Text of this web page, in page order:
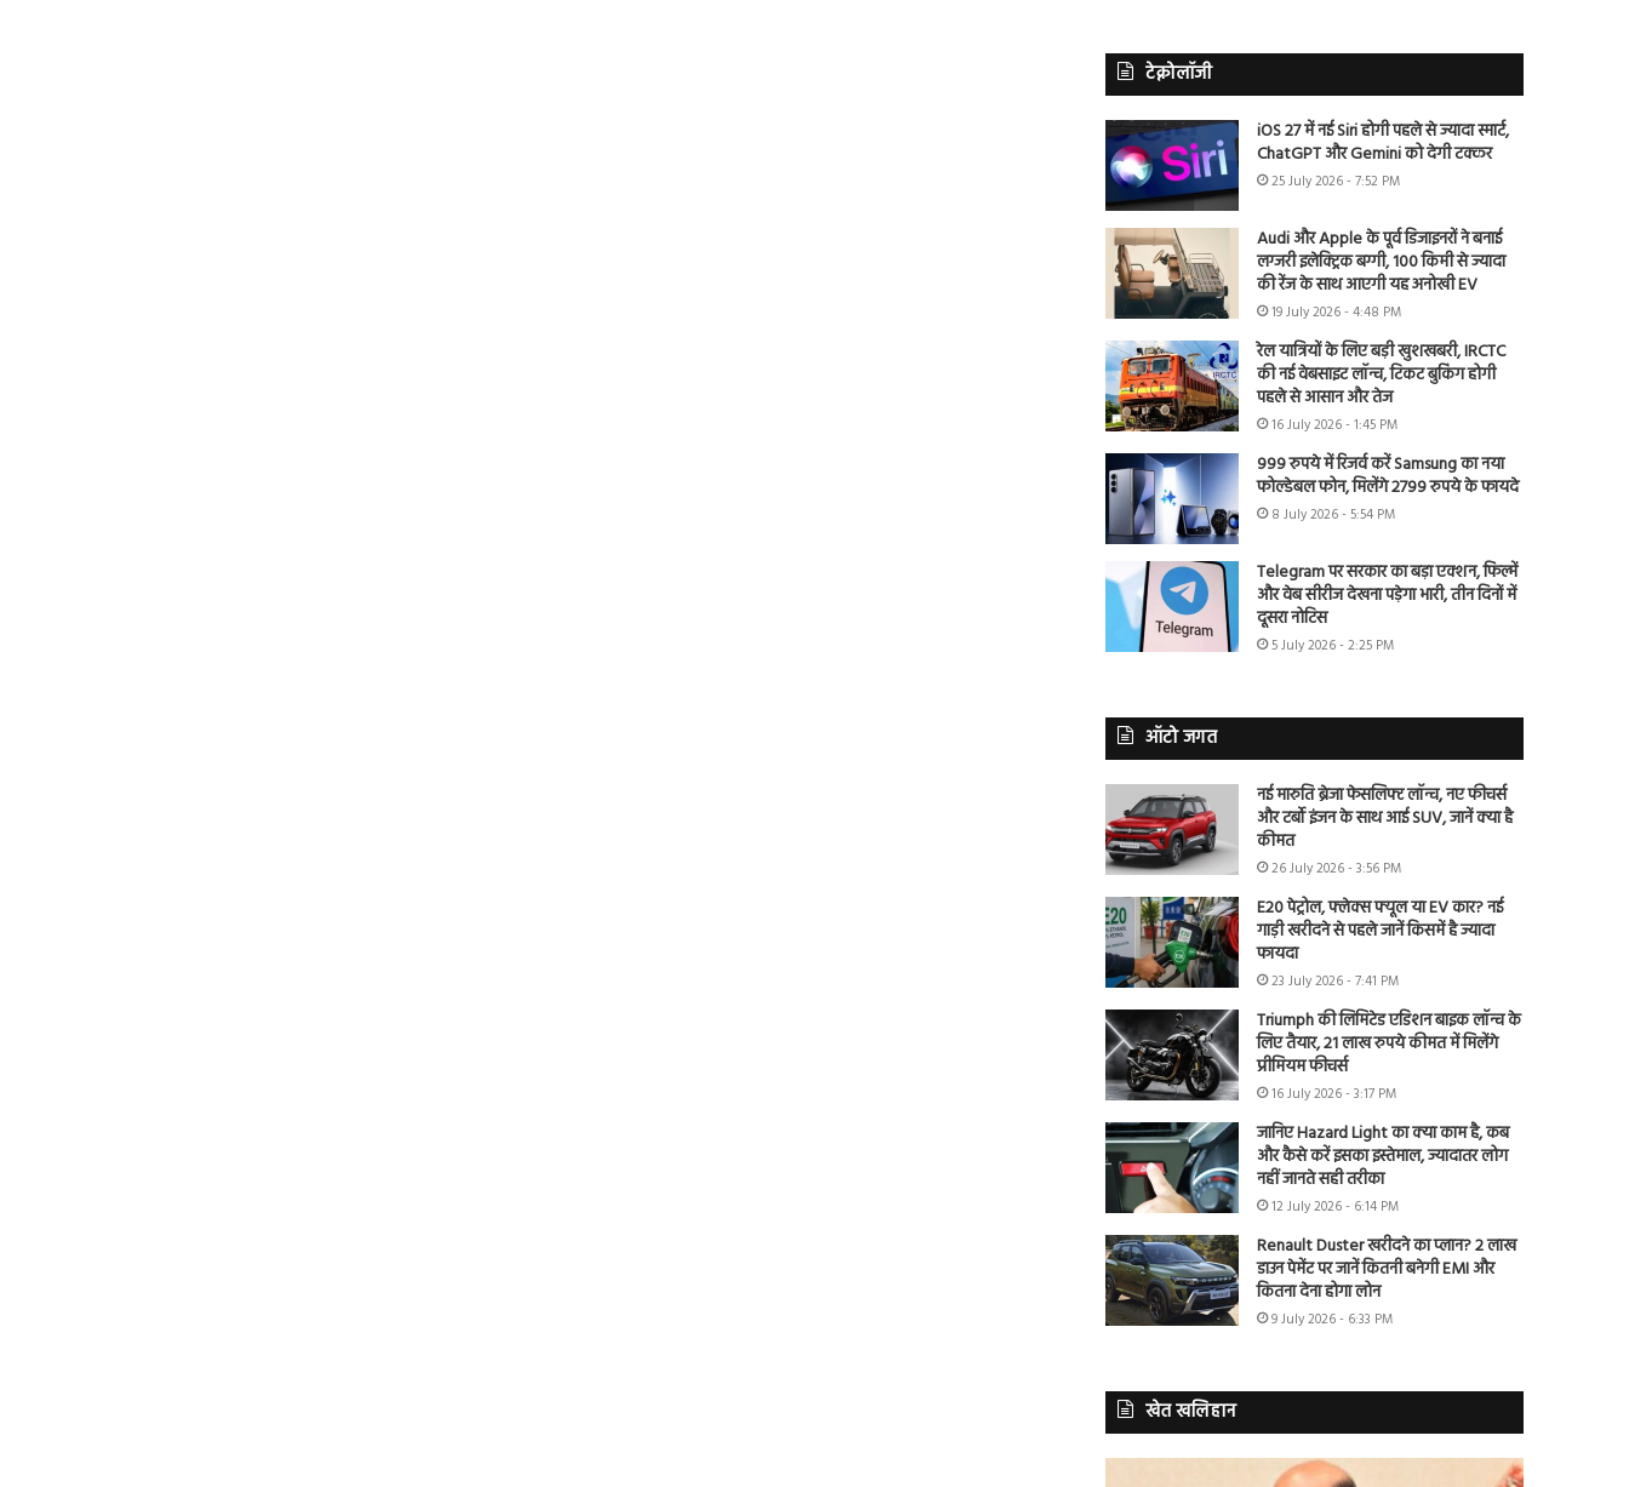
टेक्नोलॉजी
iOS 27 में नई Siri होगी पहले से ज्यादा स्मार्ट,
ChatGPT और Gemini को देगी टक्कर
25 July 2026 - 7:52 PM
Audi और Apple के पूर्व डिजाइनरों ने बनाई
लग्जरी इलेक्ट्रिक बग्गी, 100 किमी से ज्यादा
की रेंज के साथ आएगी यह अनोखी EV
19 July 2026 - 4:48 PM
रेल यात्रियों के लिए बड़ी खुशखबरी, IRCTC
की नई वेबसाइट लॉन्च, टिकट बुकिंग होगी
पहले से आसान और तेज
16 July 2026 - 1:45 PM
999 रुपये में रिजर्व करें Samsung का नया
फोल्डेबल फोन, मिलेंगे 2799 रुपये के फायदे
8 July 2026 - 5:54 PM
Telegram पर सरकार का बड़ा एक्शन, फिल्में
और वेब सीरीज देखना पड़ेगा भारी, तीन दिनों में
दूसरा नोटिस
5 July 2026 - 2:25 PM
ऑटो जगत
नई मारुति ब्रेजा फेसलिफ्ट लॉन्च, नए फीचर्स
और टर्बो इंजन के साथ आई SUV, जानें क्या है
कीमत
26 July 2026 - 3:56 PM
E20 पेट्रोल, फ्लेक्स फ्यूल या EV कार? नई
गाड़ी खरीदने से पहले जानें किसमें है ज्यादा
फायदा
23 July 2026 - 7:41 PM
Triumph की लिमिटेड एडिशन बाइक लॉन्च के
लिए तैयार, 21 लाख रुपये कीमत में मिलेंगे
प्रीमियम फीचर्स
16 July 2026 - 3:17 PM
जानिए Hazard Light का क्या काम है, कब
और कैसे करें इसका इस्तेमाल, ज्यादातर लोग
नहीं जानते सही तरीका
12 July 2026 - 6:14 PM
Renault Duster खरीदने का प्लान? 2 लाख
डाउन पेमेंट पर जानें कितनी बनेगी EMI और
कितना देना होगा लोन
9 July 2026 - 6:33 PM
खेत खलिहान